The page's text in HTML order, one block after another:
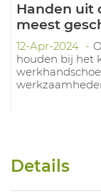
Handen uit
meest
12-Apr-2024
houden bij het
Details